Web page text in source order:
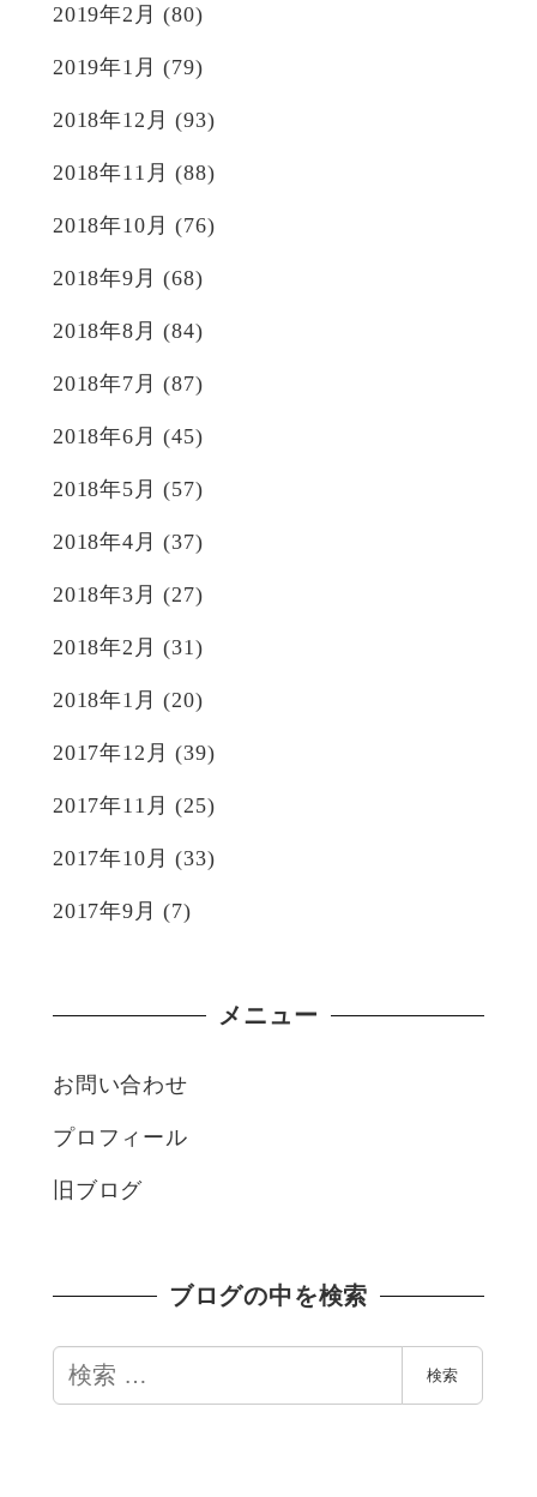
2019年2月 (80)
2019年1月 (79)
2018年12月 (93)
2018年11月 (88)
2018年10月 (76)
2018年9月 (68)
2018年8月 (84)
2018年7月 (87)
2018年6月 (45)
2018年5月 (57)
2018年4月 (37)
2018年3月 (27)
2018年2月 (31)
2018年1月 (20)
2017年12月 (39)
2017年11月 (25)
2017年10月 (33)
2017年9月 (7)
メニュー
お問い合わせ
プロフィール
旧ブログ
ブログの中を検索
検
索
検索